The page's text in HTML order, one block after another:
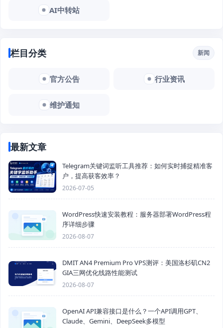
AI中转站
栏目分类 新闻
官方公告 行业资讯
维护通知
最新文章
Telegram关键词监听工具推荐：如何实时捕捉精准客
户，提高获客效率？
2026-07-05
WordPress快速安装教程：服务器部署WordPress程
序详细步骤
2026-08-07
DMIT AN4 Premium Pro VPS测评：美国洛杉矶CN2
GIA三网优化线路性能测试
2026-08-07
OpenAI API兼容接口是什么？一个API调用GPT、
Claude、Gemini、DeepSeek多模型